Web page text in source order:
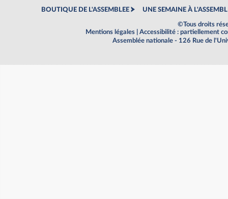
BOUTIQUE DE L'ASSEMBLEE UNE SEMAINE À
©Tous droits
Mentions légales
Accessibilité : partiellement
Assemblée nationale - 126 Rue de